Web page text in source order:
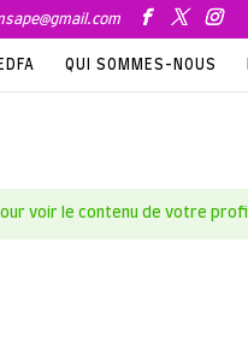
QUI SOMMES-NOUS
voir le contenu de votre profil